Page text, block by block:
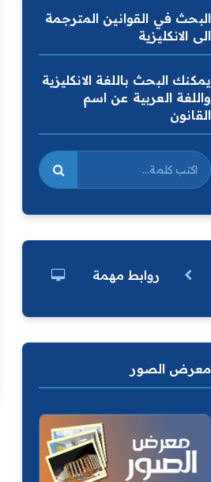
البحث في القوانين المترجمة
الى الانكليزية
يمكنك البحث باللغة الانكليزية
واللغة العربية عن اسم
القانون
روابط مهمة
معرض الصور